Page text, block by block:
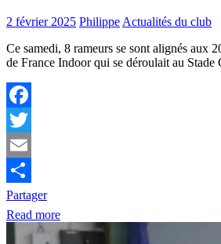
2 février 2025 Philippe Actualités du club
Ce samedi, 8 rameurs se sont alignés aux
de France Indoor qui se déroulait au
Facebook
Twitter
Email
Partager
Read more